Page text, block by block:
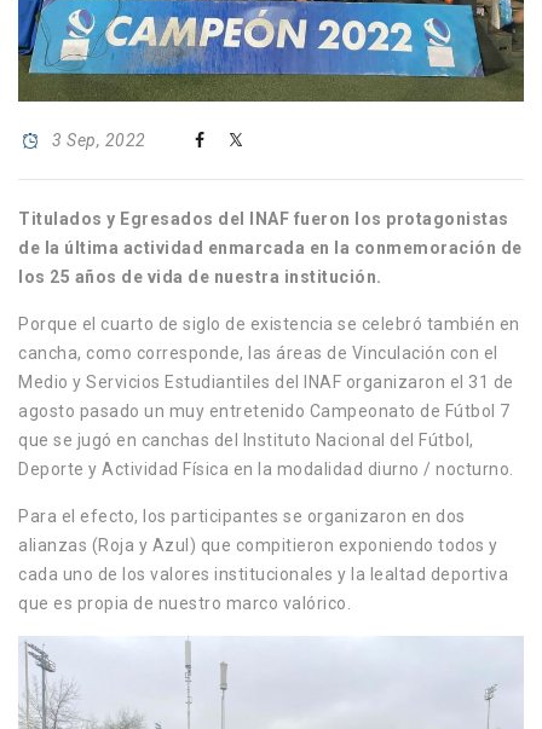
3 Sep, 2022
Titulados y Egresados del INAF fueron los protagonistas
de la última actividad enmarcada en la conmemoración de
los 25 años de vida de nuestra institución.
Porque el cuarto de siglo de existencia se celebró también en
cancha, como corresponde, las áreas de Vinculación con el
Medio y Servicios Estudiantiles del INAF organizaron el 31 de
agosto pasado un muy entretenido Campeonato de Fútbol 7
que se jugó en canchas del Instituto Nacional del Fútbol,
Deporte y Actividad Física en la modalidad diurno / nocturno.
Para el efecto, los participantes se organizaron en dos
alianzas (Roja y Azul) que compitieron exponiendo todos y
cada uno de los valores institucionales y la lealtad deportiva
que es propia de nuestro marco valórico.